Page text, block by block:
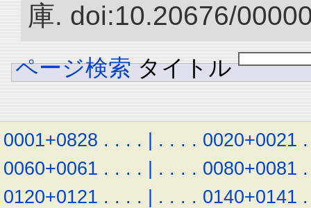
庫. doi:10.20676/
ページ検索 タイトル
0001+0828 . . . . | . . . . 0020+0021 .
0060+0061 . . . . | . . . . 0080+0081 .
0120+0121 . . . . | . . . . 0140+0141 .